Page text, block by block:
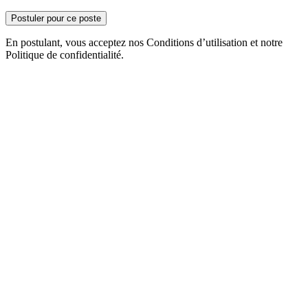
Postuler pour ce poste
En postulant, vous acceptez nos Conditions d’utilisation et notre
Politique de confidentialité.